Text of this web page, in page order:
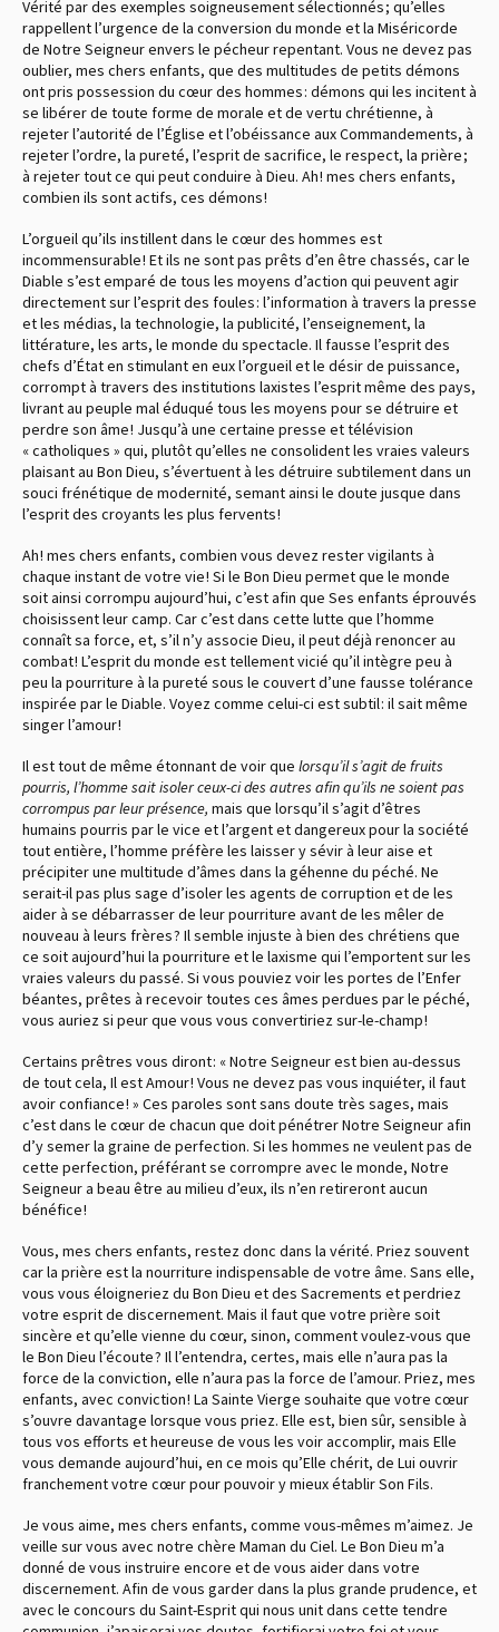
Vérité par des exemples soigneusement sélectionnés ; qu’elles
rappellent l’urgence de la conversion du monde et la Miséricorde
de Notre Seigneur envers le pécheur repentant. Vous ne devez pas
oublier, mes chers enfants, que des multitudes de petits démons
ont pris possession du cœur des hommes : démons qui les incitent à
se libérer de toute forme de morale et de vertu chrétienne, à
rejeter l’autorité de l’Église et l’obéissance aux Commandements, à
rejeter l’ordre, la pureté, l’esprit de sacrifice, le respect, la prière ;
à rejeter tout ce qui peut conduire à Dieu. Ah ! mes chers enfants,
combien ils sont actifs, ces démons !
L’orgueil qu’ils instillent dans le cœur des hommes est
incommensurable ! Et ils ne sont pas prêts d’en être chassés, car le
Diable s’est emparé de tous les moyens d’action qui peuvent agir
directement sur l’esprit des foules : l’information à travers la presse
et les médias, la technologie, la publicité, l’enseignement, la
littérature, les arts, le monde du spectacle. Il fausse l’esprit des
chefs d’État en stimulant en eux l’orgueil et le désir de puissance,
corrompt à travers des institutions laxistes l’esprit même des pays,
livrant au peuple mal éduqué tous les moyens pour se détruire et
perdre son âme ! Jusqu’à une certaine presse et télévision
« catholiques » qui, plutôt qu’elles ne consolident les vraies valeurs
plaisant au Bon Dieu, s’évertuent à les détruire subtilement dans un
souci frénétique de modernité, semant ainsi le doute jusque dans
l’esprit des croyants les plus fervents !
Ah ! mes chers enfants, combien vous devez rester vigilants à
chaque instant de votre vie ! Si le Bon Dieu permet que le monde
soit ainsi corrompu aujourd’hui, c’est afin que Ses enfants éprouvés
choisissent leur camp. Car c’est dans cette lutte que l’homme
connaît sa force, et, s’il n’y associe Dieu, il peut déjà renoncer au
combat ! L’esprit du monde est tellement vicié qu’il intègre peu à
peu la pourriture à la pureté sous le couvert d’une fausse tolérance
inspirée par le Diable. Voyez comme celui-ci est subtil : il sait même
singer l’amour !
Il est tout de même étonnant de voir que lorsqu’il s’agit de fruits
pourris, l’homme sait isoler ceux-ci des autres afin qu’ils ne soient pas
corrompus par leur présence, mais que lorsqu’il s’agit d’êtres
humains pourris par le vice et l’argent et dangereux pour la société
tout entière, l’homme préfère les laisser y sévir à leur aise et
précipiter une multitude d’âmes dans la géhenne du péché. Ne
serait-il pas plus sage d’isoler les agents de corruption et de les
aider à se débarrasser de leur pourriture avant de les mêler de
nouveau à leurs frères ? Il semble injuste à bien des chrétiens que
ce soit aujourd’hui la pourriture et le laxisme qui l’emportent sur les
vraies valeurs du passé. Si vous pouviez voir les portes de l’Enfer
béantes, prêtes à recevoir toutes ces âmes perdues par le péché,
vous auriez si peur que vous vous convertiriez sur-le-champ !
Certains prêtres vous diront : « Notre Seigneur est bien au-dessus
de tout cela, Il est Amour ! Vous ne devez pas vous inquiéter, il faut
avoir confiance ! » Ces paroles sont sans doute très sages, mais
c’est dans le cœur de chacun que doit pénétrer Notre Seigneur afin
d’y semer la graine de perfection. Si les hommes ne veulent pas de
cette perfection, préférant se corrompre avec le monde, Notre
Seigneur a beau être au milieu d’eux, ils n’en retireront aucun
bénéfice !
Vous, mes chers enfants, restez donc dans la vérité. Priez souvent
car la prière est la nourriture indispensable de votre âme. Sans elle,
vous vous éloigneriez du Bon Dieu et des Sacrements et perdriez
votre esprit de discernement. Mais il faut que votre prière soit
sincère et qu’elle vienne du cœur, sinon, comment voulez-vous que
le Bon Dieu l’écoute ? Il l’entendra, certes, mais elle n’aura pas la
force de la conviction, elle n’aura pas la force de l’amour. Priez, mes
enfants, avec conviction ! La Sainte Vierge souhaite que votre cœur
s’ouvre davantage lorsque vous priez. Elle est, bien sûr, sensible à
tous vos efforts et heureuse de vous les voir accomplir, mais Elle
vous demande aujourd’hui, en ce mois qu’Elle chérit, de Lui ouvrir
franchement votre cœur pour pouvoir y mieux établir Son Fils.
Je vous aime, mes chers enfants, comme vous-mêmes m’aimez. Je
veille sur vous avec notre chère Maman du Ciel. Le Bon Dieu m’a
donné de vous instruire encore et de vous aider dans votre
discernement. Afin de vous garder dans la plus grande prudence, et
avec le concours du Saint-Esprit qui nous unit dans cette tendre